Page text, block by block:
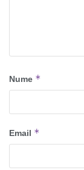
Nume *
Email *